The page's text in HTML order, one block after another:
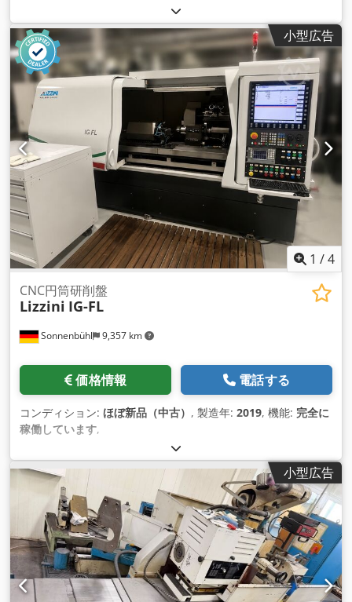
小型広告
1 /4
Sonnenbühl 9,357 km
CNC円筒研削盤
Lizzini IG-FL
価格情報 電話する
コンディション: ほぼ新品（中古） , 製造年: 2019, 機能: 完全に
稼働しています,
小型広告